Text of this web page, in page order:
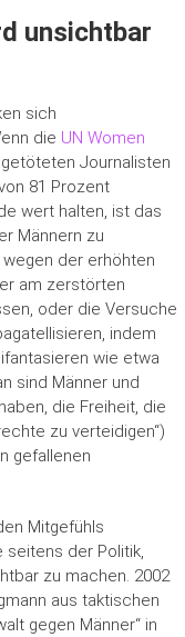
unsichtbar
sich
die UN Women
Journalisten
81 Prozent
wert halten, ist das
Männern zu
der erhöhten
am zerstörten
oder die Versuche
indem
wie etwa
sind Männer und
die Freiheit, die
zu verteidigen“)
gefallenen
Mitgefühls
seitens der Politik,
zu machen. 2002
aus taktischen
gegen Männer“ in